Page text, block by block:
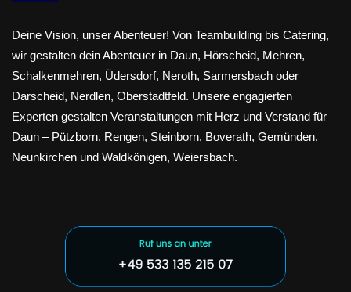
Deine Vision, unser Abenteuer! Von Teambuilding bis Catering,
wir gestalten dein Abenteuer in Daun, Hörscheid, Mehren,
Schalkenmehren, Üdersdorf, Neroth, Sarmersbach oder
Darscheid, Nerdlen, Oberstadtfeld. Unsere engagierten
Experten gestalten Veranstaltungen mit Herz und Verstand für
Daun – Pützborn, Rengen, Steinborn, Boverath, Gemünden,
Neunkirchen und Waldkönigen, Weiersbach.